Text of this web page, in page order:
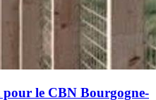
le CBN Bourgogne-